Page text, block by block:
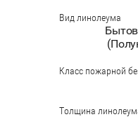
Вид линолеума
Класс пожарной
Толщина